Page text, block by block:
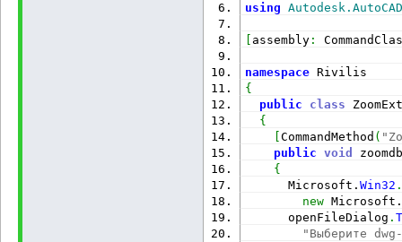
using
assembly :
namespace Rivilis
{
public
class
{
[CommandMethod (
public
void
{
Microsoft.Win32
new
openFileDialog .
"Выберите